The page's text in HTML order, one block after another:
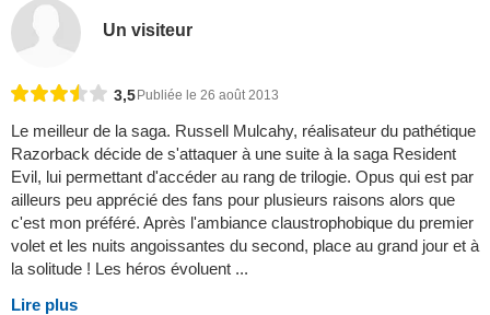
Un visiteur
3,5 Publiée le 26 août 2013
Le meilleur de la saga. Russell Mulcahy, réalisateur du pathétique
Razorback décide de s'attaquer à une suite à la saga Resident
Evil, lui permettant d'accéder au rang de trilogie. Opus qui est par
ailleurs peu apprécié des fans pour plusieurs raisons alors que
c'est mon préféré. Après l'ambiance claustrophobique du premier
volet et les nuits angoissantes du second, place au grand jour et à
la solitude ! Les héros évoluent ...
Lire plus